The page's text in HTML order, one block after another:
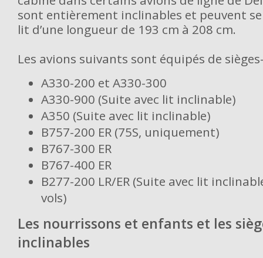
sont entièrement inclinables et peuvent
lit d’une longueur de 193 cm à 208 cm.
Les avions suivants sont équipés de
A330-200 et A330-300
A330-900 (Suite avec lit inclinable)
A350 (Suite avec lit inclinable)
B757-200 ER (75S, uniquement)
B767-300 ER
B767-400 ER
B277-200 LR/ER (Suite avec lit
vols)
Les nourrissons et enfants et les
inclinables